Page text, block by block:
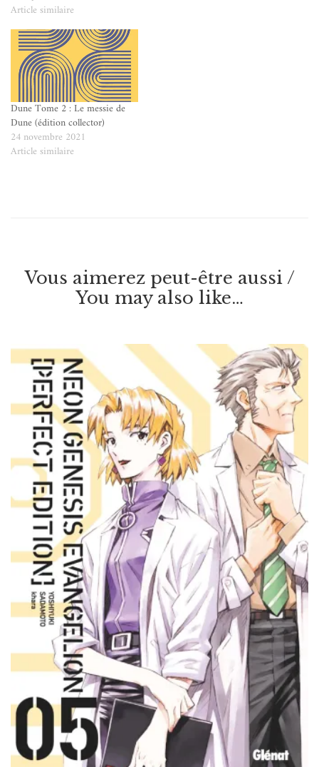
Article similaire
Dune Tome 2 : Le messie de
Dune (édition collector)
24 novembre 2021
Article similaire
Vous aimerez peut-être aussi /
You may also like…